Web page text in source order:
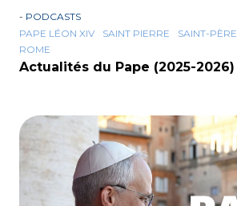
- PODCASTS
PAPE LÉON XIV
SAINT PIERRE SAINT-PÈRE
ROME
Actualités du Pape (2025-2026)